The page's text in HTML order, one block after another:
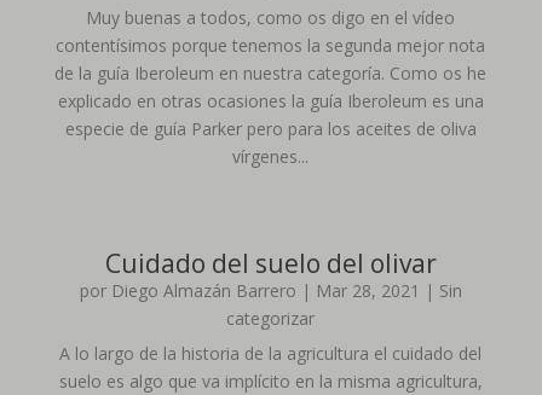
Muy buenas a todos, como os digo en el vídeo
contentísimos porque tenemos la segunda mejor nota
de la guía Iberoleum en nuestra categoría. Como os he
explicado en otras ocasiones la guía Iberoleum es una
especie de guía Parker pero para los aceites de oliva
vírgenes...
Cuidado del suelo del olivar
por Diego Almazán Barrero | Mar 28, 2021 | Sin
categorizar
A lo largo de la historia de la agricultura el cuidado del
suelo es algo que va implícito en la misma agricultura,